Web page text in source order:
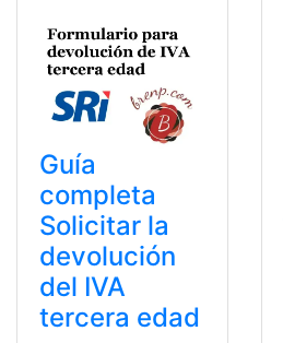
Guía
completa
Solicitar la
devolución
del IVA
tercera edad